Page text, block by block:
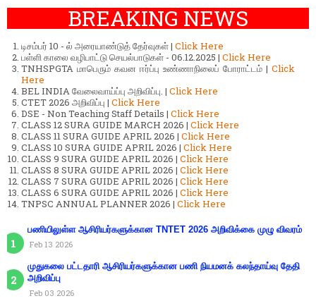
BREAKING NEWS
டிசம்பர் 10 - ல் அரையாண்டுத் தேர்வுகள் | Click Here
பள்ளி காலை வழிபாட்டு செயல்பாடுகள் - 06.12.2025 | Click Here
TNHSPGTA மாபெரும் கவன ஈர்ப்பு உண்ணாநிலைப் போராட்டம் | Click
Here
BEL INDIA வேலைவாய்ப்பு அறிவிப்பு. | Click Here
CTET 2026 அறிவிப்பு | Click Here
DSE - Non Teaching Staff Details | Click Here
CLASS 12 SURA GUIDE MARCH 2026 | Click Here
CLASS 11 SURA GUIDE APRIL 2026 | Click Here
CLASS 10 SURA GUIDE APRIL 2026 | Click Here
CLASS 9 SURA GUIDE APRIL 2026 | Click Here
CLASS 8 SURA GUIDE APRIL 2026 | Click Here
CLASS 7 SURA GUIDE APRIL 2026 | Click Here
CLASS 6 SURA GUIDE APRIL 2026 | Click Here
TNPSC ANNUAL PLANNER 2026 | Click Here
பணியிலுள்ள ஆசிரியர்களுக்கான TNTET 2026 அறிவிக்கை முழு விவரம்
Feb 13 2026
முதுகலை பட்டதாரி ஆசிரியர்களுக்கான பணி நியமனக் கலந்தாய்வு தேதி
அறிவிப்பு
Feb 03 2026